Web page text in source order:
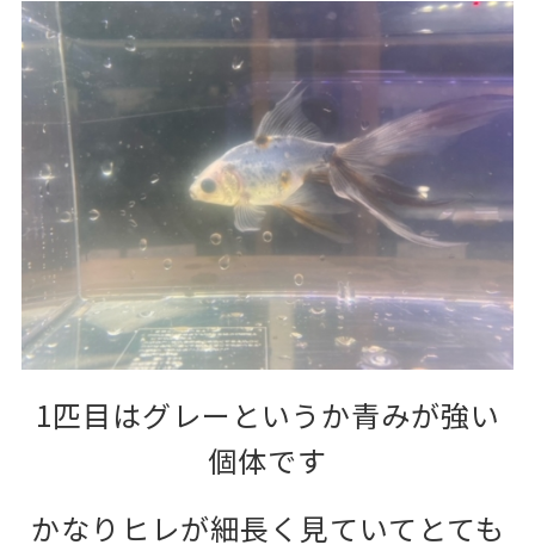
1匹目はグレーというか青みが強い
個体です
かなりヒレが細長く見ていてとても